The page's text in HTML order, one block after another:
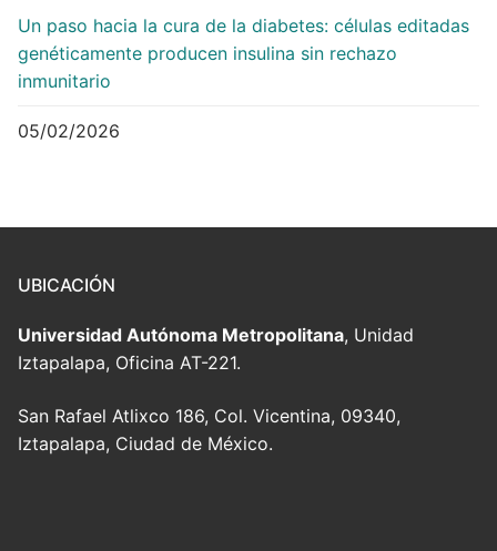
Un paso hacia la cura de la diabetes: células editadas
genéticamente producen insulina sin rechazo
inmunitario
05/02/2026
UBICACIÓN
Universidad Autónoma Metropolitana, Unidad
Iztapalapa, Oficina AT-221.
San Rafael Atlixco 186, Col. Vicentina, 09340,
Iztapalapa, Ciudad de México.